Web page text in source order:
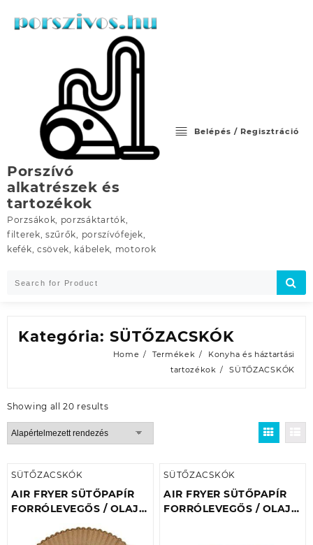
Porszívó
alkatrészek és
tartozékok
Porzsákok, porzsáktartók,
filterek, szűrők, porszívófejek,
kefék, csövek, kábelek, motorok
Belépés / Regisztráció
Kategória: SÜTŐZACSKÓK
Home Termékek
Konyha és háztartási
tartozékok
SÜTŐZACSKÓK
Showing all 20 results
SÜTŐZACSKÓK
AIR FRYER SÜTŐPAPÍR
FORRÓLEVEGŐS / OLAJ
160X45MM
SÜTŐZACSKÓK
AIR FRYER SÜTŐPAPÍR
FORRÓLEVEGŐS / OLAJ